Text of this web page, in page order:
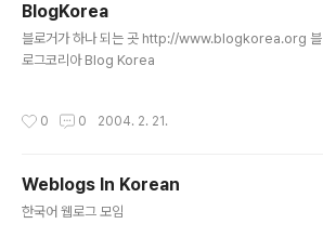
BlogKorea
블로거가 하나 되는 곳 http://www.blogkorea.org 블
로그코리아 Blog Korea
0 0 2004. 2. 21.
Weblogs In Korean
한국어 웹로그 모임